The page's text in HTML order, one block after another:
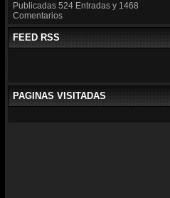
Publicadas 524 Entradas y 1468
Comentarios
FEED RSS
PAGINAS VISITADAS